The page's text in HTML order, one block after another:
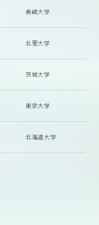
長崎大学
北里大学
茨城大学
東京大学
北海道大学